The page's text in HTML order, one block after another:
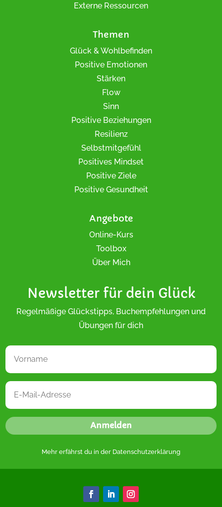
Externe Ressourcen
Themen
Glück & Wohlbefinden
Positive Emotionen
Stärken
Flow
Sinn
Positive Beziehungen
Resilienz
Selbstmitgefühl
Positives Mindset
Positive Ziele
Positive Gesundheit
Angebote
Online-Kurs
Toolbox
Über Mich
Newsletter für dein Glück
Regelmäßige Glückstipps, Buchempfehlungen und
Übungen für dich
Anmelden
Mehr erfährst du in der Datenschutzerklärung